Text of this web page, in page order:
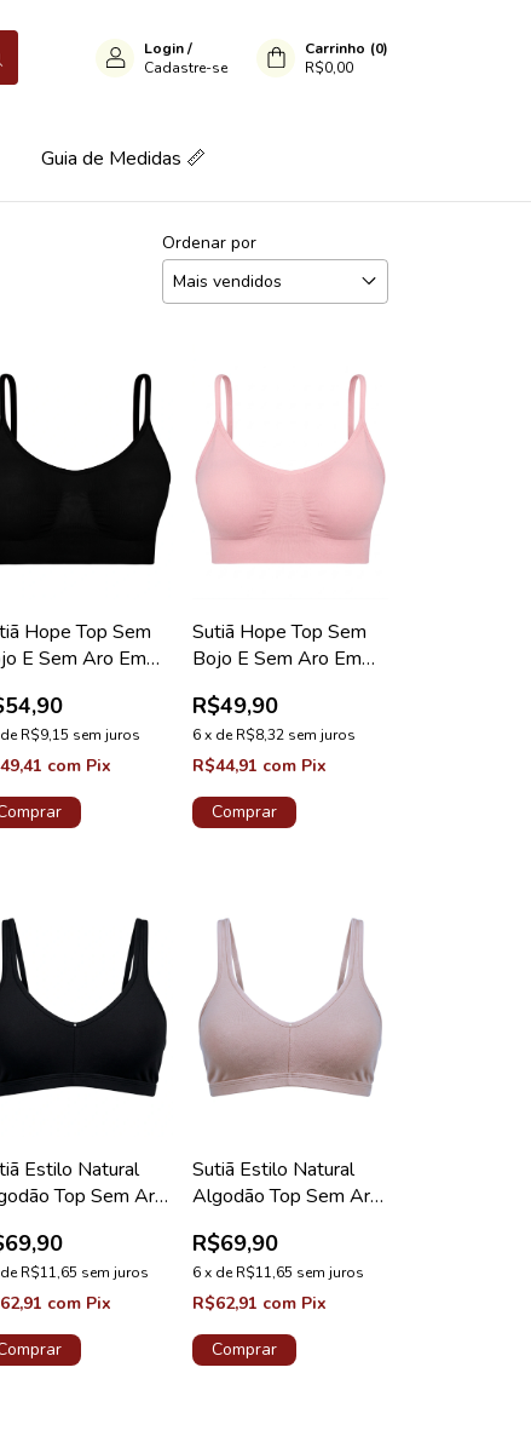
Login/
Cadastre-se
Carrinho (0)
R$0,00
Guia de Medidas 📏
Ordenar por
Hope Top Sem
E Sem Aro Em
Light
deR$9,15 sem juros
com Pix
Sutiã Hope Top Sem
Bojo E Sem Aro Em
Algodão Coleção Light
R$49,90
6x deR$8,32 sem juros
R$44,91 com Pix
Comprar
Estilo Natural
Top Sem Aro
deR$11,65 sem juros
com Pix
Sutiã Estilo Natural
Algodão Top Sem Aro
Lírio
R$69,90
6x deR$11,65 sem juros
R$62,91 com Pix
Comprar